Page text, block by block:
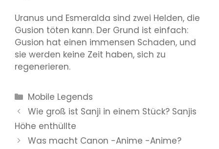
Uranus und Esmeralda sind zwei Helden, die
Gusion töten kann. Der Grund ist einfach:
Gusion hat einen immensen Schaden, und
sie werden keine Zeit haben, sich zu
regenerieren.
Kategorien
Mobile Legends
Wie groß ist Sanji in einem Stück? Sanjis
Höhe enthüllte
Was macht Canon -Anime -Anime?